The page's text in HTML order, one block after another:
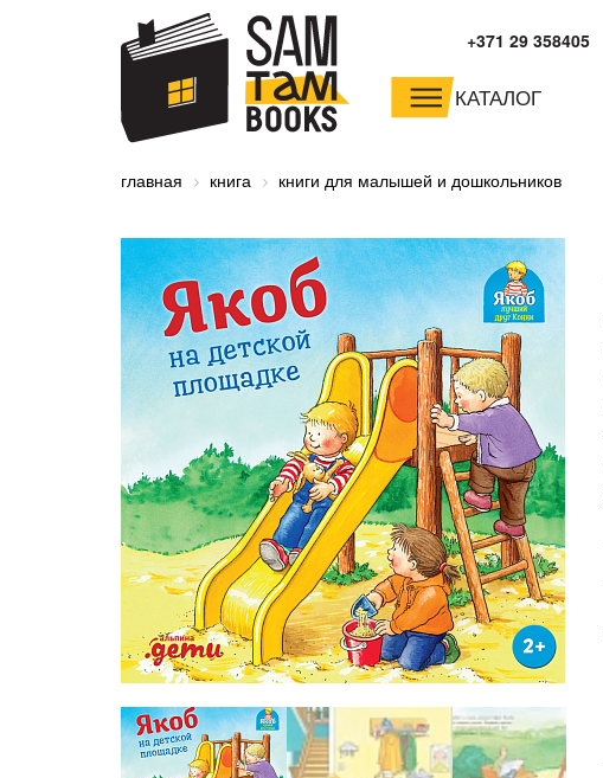
+371 29 358405
КАТАЛОГ
малышам и
дошкольникам
младшим школьникам
главная книга книги для малышей и дошкольников